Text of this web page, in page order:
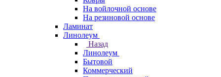
На войлочной основе
На резиновой основе
Ламинат
Линолеум
Назад
Линолеум
Бытовой
Коммерческий